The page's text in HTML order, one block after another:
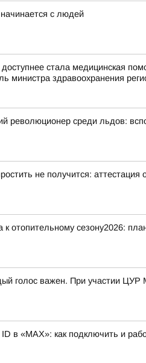
с людей
доступнее стала медицинская
министра здравоохранения
революционер среди льдов:
не получится: аттестация
к отопительному сезону2026:
голос важен. При участии ЦУР
в «MAX»: как подключить и